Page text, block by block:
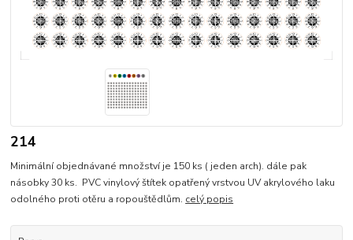
214
Minimální objednávané množství je 150 ks ( jeden arch). dále pak
násobky 30 ks. PVC vinylový štítek opatřený vrstvou UV akrylového laku
odolného proti otěru a ropouštědlům. celý popis